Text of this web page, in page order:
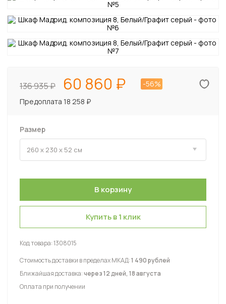
136 935 60 860
-56%
Предоплата 18 258 ₽
Размер
Купить в 1 клик
Код товара:1308015
Стоимость доставки в пределах МКАД:1 490 рублей
Ближайшая доставка:через 12 дней, 18 августа
Оплата при получении